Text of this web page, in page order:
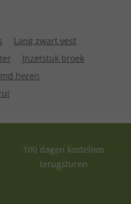
Lang zwart vest
Inzetstuk broek
heren
100 dagen kosteloos
terugsturen